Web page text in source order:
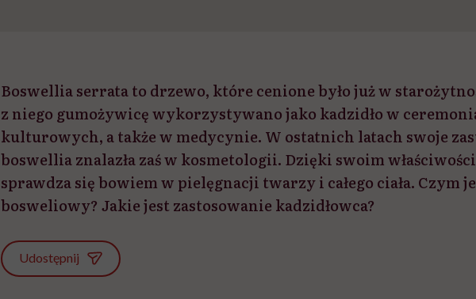
Boswellia serrata to drzewo, które cenione było już w
z niego gumożywicę wykorzystywano jako kadzidło w
kulturowych, a także w medycynie. W ostatnich latach swoje
boswellia znalazła zaś w kosmetologii. Dzięki swoim
sprawdza się bowiem w pielęgnacji twarzy i całego ciała. Czym
bosweliowy? Jakie jest zastosowanie kadzidłowca?
Udostępnij